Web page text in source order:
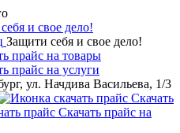
и свое дело!
Защити себя и свое дело!
прайс на товары
прайс на услуги
ул. Начдива Васильева, 1/3
Скачать
Скачать прайс на